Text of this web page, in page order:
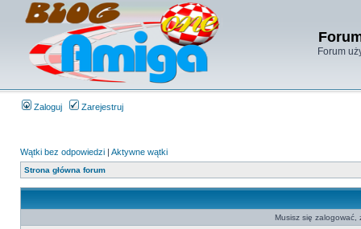
Forum
Zaloguj Zarejestruj
Wątki bez odpowiedzi | Aktywne wątki
Strona główna forum
Musisz się zalogować,